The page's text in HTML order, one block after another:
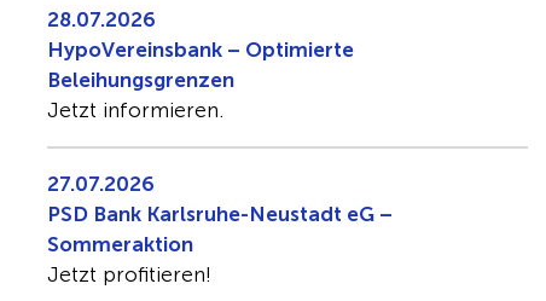
28.07.2026
HypoVereinsbank – Optimierte
Beleihungsgrenzen
Jetzt informieren.
27.07.2026
PSD Bank Karlsruhe-Neustadt eG –
Sommeraktion
Jetzt profitieren!